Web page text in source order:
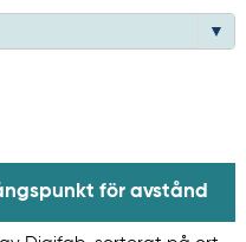
för avstånd